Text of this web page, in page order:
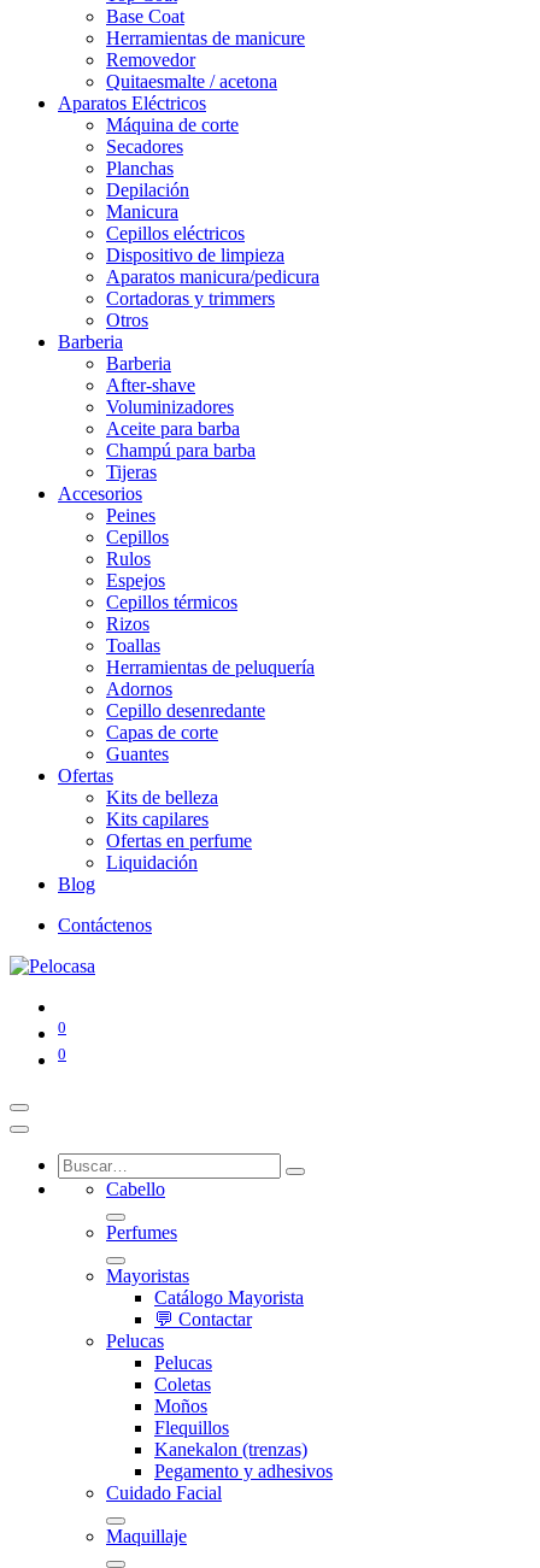
Base Coat
Herramientas de manicure
Removedor
Quitaesmalte / acetona
Aparatos Eléctricos
Máquina de corte
Secadores
Planchas
Depilación
Manicura
Cepillos eléctricos
Dispositivo de limpieza
Aparatos manicura/pedicura
Cortadoras y trimmers
Otros
Barberia
Barberia
After-shave
Voluminizadores
Aceite para barba
Champú para barba
Tijeras
Accesorios
Peines
Cepillos
Rulos
Espejos
Cepillos térmicos
Rizos
Toallas
Herramientas de peluquería
Adornos
Cepillo desenredante
Capas de corte
Guantes
Ofertas
Kits de belleza
Kits capilares
Ofertas en perfume
Liquidación
Blog
Contáctenos
0
0
Cabello
Perfumes
Mayoristas
Catálogo Mayorista
💬 Contactar
Pelucas
Pelucas
Coletas
Moños
Flequillos
Kanekalon (trenzas)
Pegamento y adhesivos
Cuidado Facial
Maquillaje